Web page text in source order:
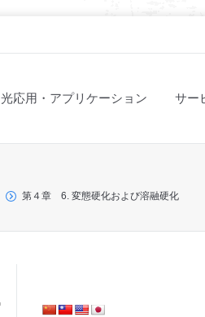
光応用・アプリケーション サー
第４章 6. 変態硬化および溶融硬化